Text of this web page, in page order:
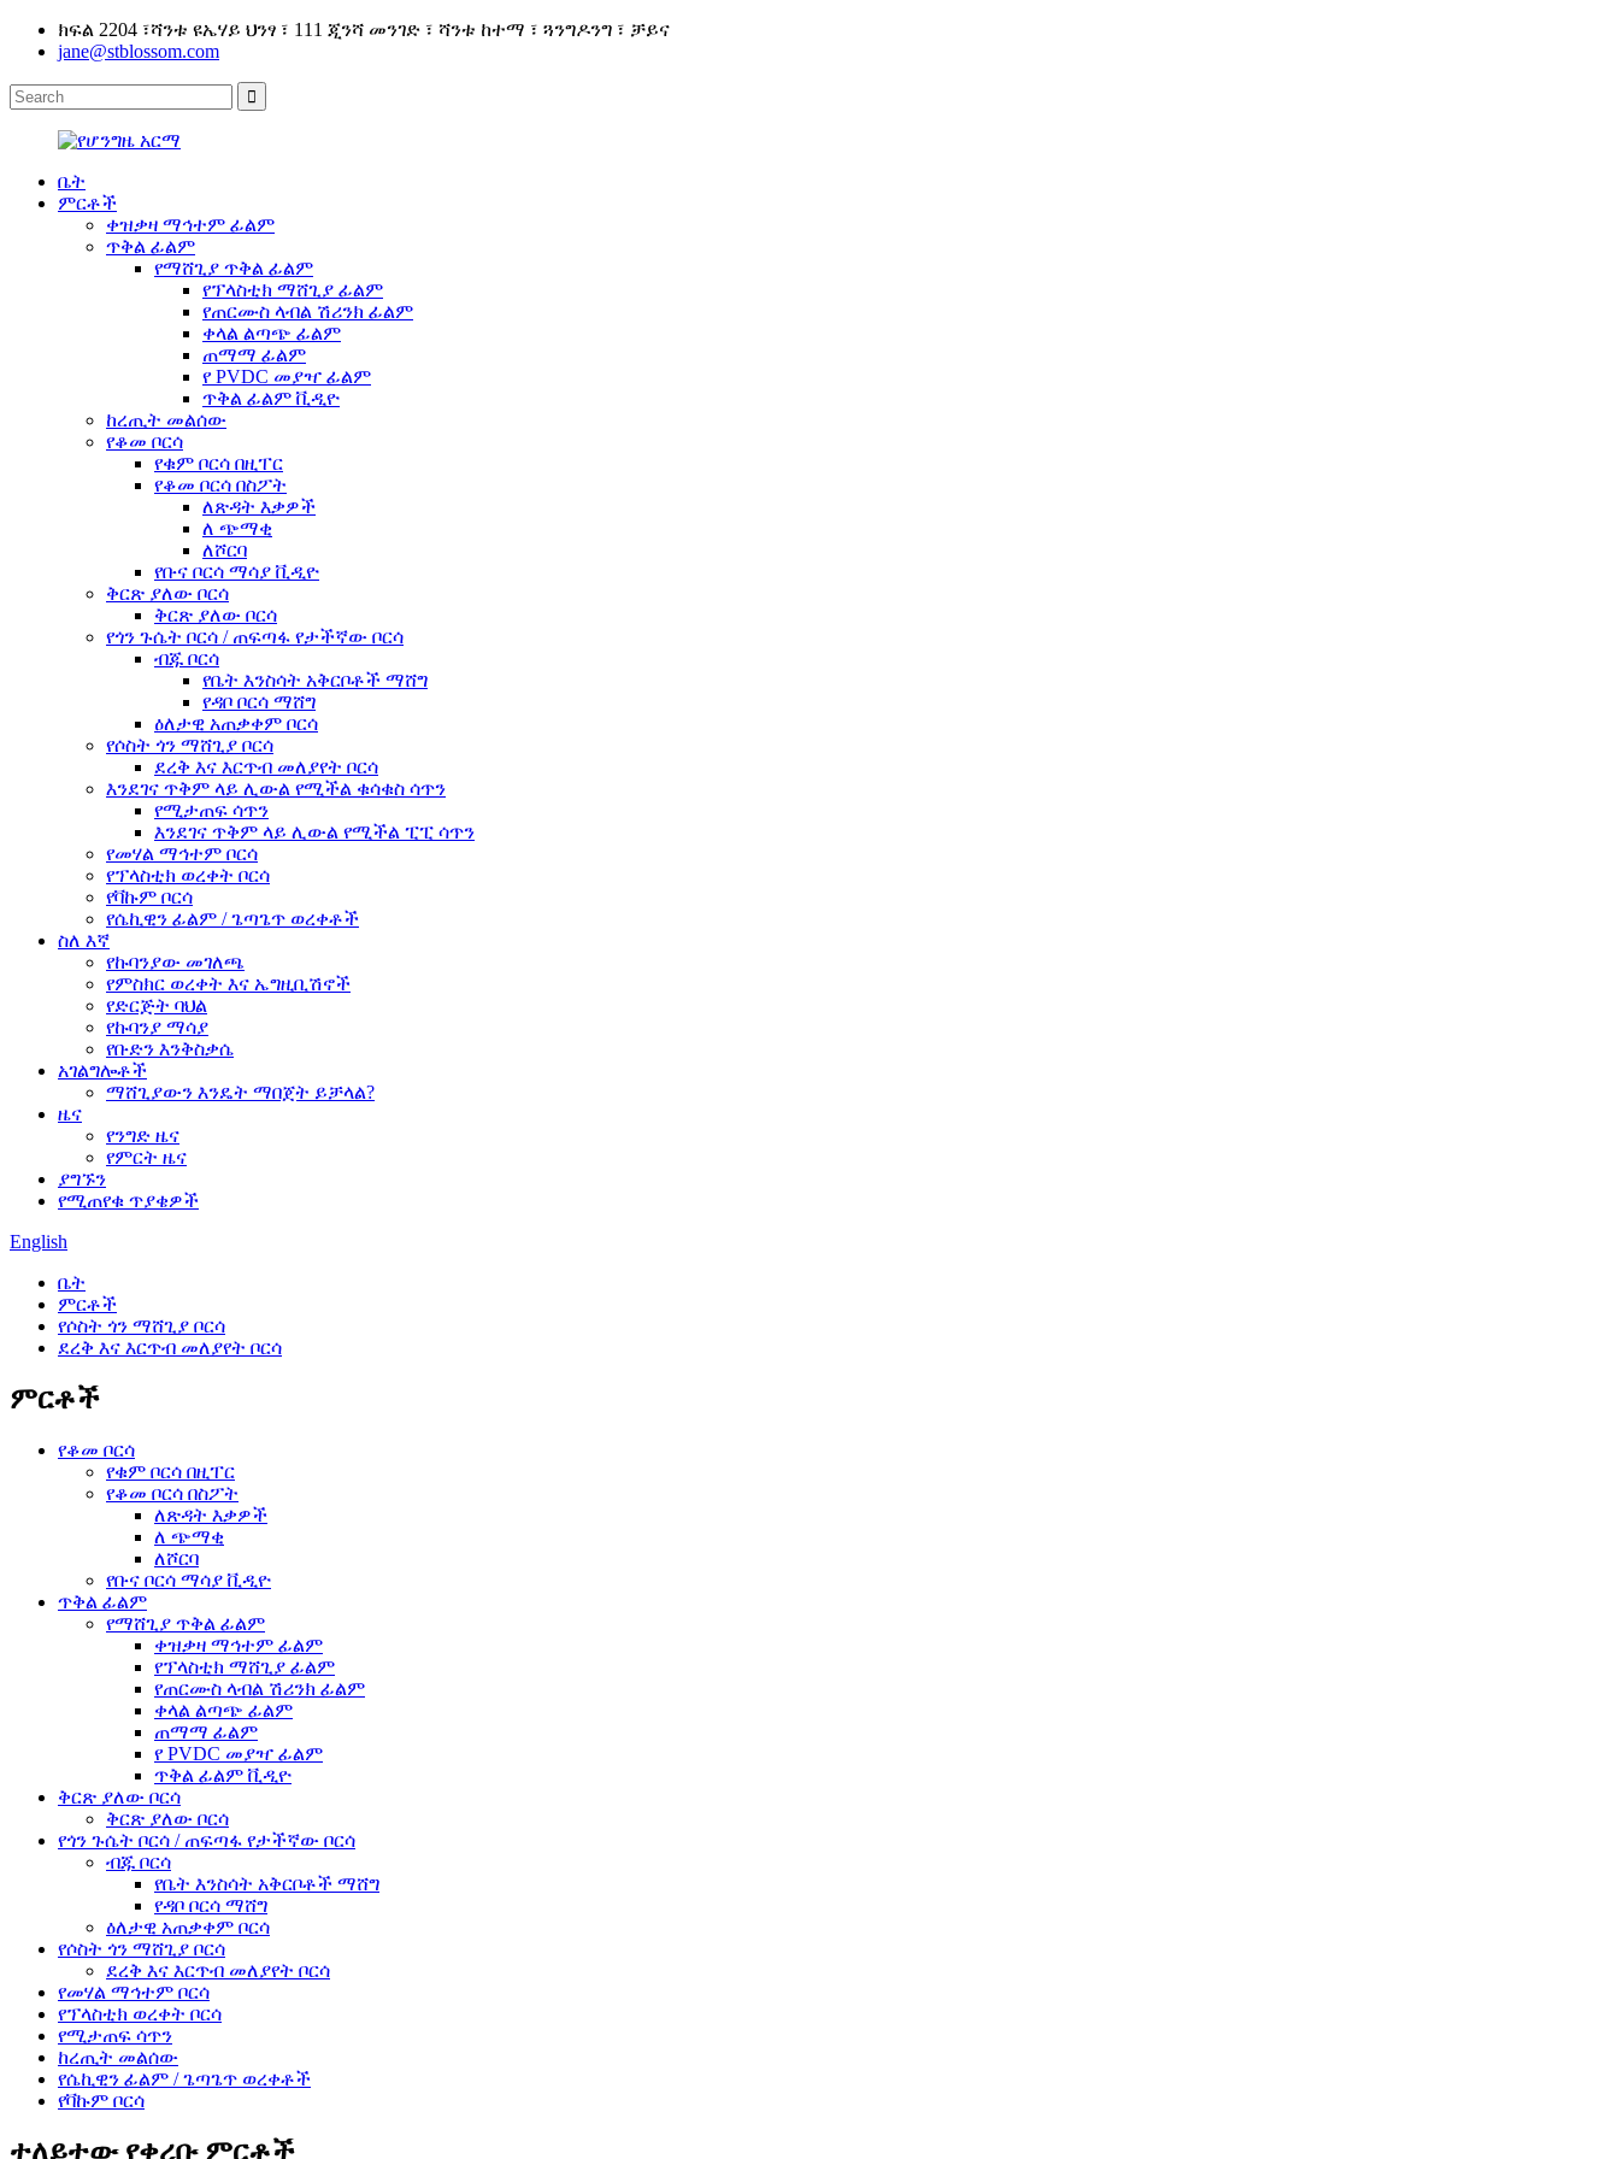
ክፍል 2204 ፣ሻንቱ ዩኤሃይ ህንፃ ፣ 111 ጂንሻ መንገድ ፣ ሻንቱ ከተማ ፣ ጓንግዶንግ ፣ ቻይና
jane@stblossom.com
ቤት
ምርቶች
ቀዝቃዛ ማኅተም ፊልም
ጥቅል ፊልም
የማሸጊያ ጥቅል ፊልም
የፕላስቲክ ማሸጊያ ፊልም
የጠርሙስ ላብል ሽሪንክ ፊልም
ቀላል ልጣጭ ፊልም
ጠማማ ፊልም
የ PVDC መያዣ ፊልም
ጥቅል ፊልም ቪዲዮ
ከረጢት መልሰው
የቆመ ቦርሳ
የቁም ቦርሳ በዚፐር
የቆመ ቦርሳ በስፖት
ለጽዳት እቃዎች
ለ ጭማቂ
ለሾርባ
የቡና ቦርሳ ማሳያ ቪዲዮ
ቅርጽ ያለው ቦርሳ
ቅርጽ ያለው ቦርሳ
የጎን ጉሴት ቦርሳ / ጠፍጣፋ የታችኛው ቦርሳ
ብጁ ቦርሳ
የቤት እንስሳት አቅርቦቶች ማሸግ
የዳቦ ቦርሳ ማሸግ
ዕለታዊ አጠቃቀም ቦርሳ
የሶስት ጎን ማሸጊያ ቦርሳ
ደረቅ እና እርጥብ መለያየት ቦርሳ
እንደገና ጥቅም ላይ ሊውል የሚችል ቁሳቁስ ሳጥን
የሚታጠፍ ሳጥን
እንደገና ጥቅም ላይ ሊውል የሚችል ፒፒ ሳጥን
የመሃል ማኅተም ቦርሳ
የፕላስቲክ ወረቀት ቦርሳ
የቫኩም ቦርሳ
የሴኪዊን ፊልም / ጌጣጌጥ ወረቀቶች
ስለ እኛ
የኩባንያው መገለጫ
የምስክር ወረቀት እና ኤግዚቢሽኖች
የድርጅት ባህል
የኩባንያ ማሳያ
የቡድን እንቅስቃሴ
አገልግሎቶች
ማሸጊያውን እንዴት ማበጀት ይቻላል?
ዜና
የንግድ ዜና
የምርት ዜና
ያግኙን
የሚጠየቁ ጥያቄዎች
English
ቤት
ምርቶች
የሶስት ጎን ማሸጊያ ቦርሳ
ደረቅ እና እርጥብ መለያየት ቦርሳ
ምርቶች
የቆመ ቦርሳ
የቁም ቦርሳ በዚፐር
የቆመ ቦርሳ በስፖት
ለጽዳት እቃዎች
ለ ጭማቂ
ለሾርባ
የቡና ቦርሳ ማሳያ ቪዲዮ
ጥቅል ፊልም
የማሸጊያ ጥቅል ፊልም
ቀዝቃዛ ማኅተም ፊልም
የፕላስቲክ ማሸጊያ ፊልም
የጠርሙስ ላብል ሽሪንክ ፊልም
ቀላል ልጣጭ ፊልም
ጠማማ ፊልም
የ PVDC መያዣ ፊልም
ጥቅል ፊልም ቪዲዮ
ቅርጽ ያለው ቦርሳ
ቅርጽ ያለው ቦርሳ
የጎን ጉሴት ቦርሳ / ጠፍጣፋ የታችኛው ቦርሳ
ብጁ ቦርሳ
የቤት እንስሳት አቅርቦቶች ማሸግ
የዳቦ ቦርሳ ማሸግ
ዕለታዊ አጠቃቀም ቦርሳ
የሶስት ጎን ማሸጊያ ቦርሳ
ደረቅ እና እርጥብ መለያየት ቦርሳ
የመሃል ማኅተም ቦርሳ
የፕላስቲክ ወረቀት ቦርሳ
የሚታጠፍ ሳጥን
ከረጢት መልሰው
የሴኪዊን ፊልም / ጌጣጌጥ ወረቀቶች
የቫኩም ቦርሳ
ተለይተው የቀረቡ ምርቶች